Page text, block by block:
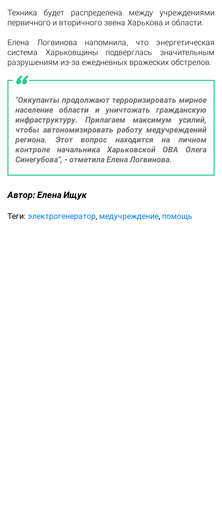
Техника будет распределена между учреждениями
первичного и вторичного звена Харькова и области.
Елена Логвинова напомнила, что энергетическая
система Харьковщины подверглась значительным
разрушениям из-за ежедневных вражеских обстрелов.
"Оккупанты продолжают терроризировать мирное
население области и уничтожать гражданскую
инфраструктуру. Прилагаем максимум усилий,
чтобы автономизировать работу медучреждений
региона. Этот вопрос находится на личном
контроле начальника Харьковской ОВА Олега
Синегубова", - отметила Елена Логвинова.
Автор:Елена Ищук
Теги: электрогенератор медучреждение помощь